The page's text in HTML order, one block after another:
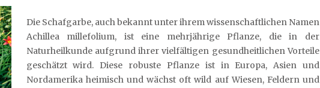
Die Schafgarbe, auch bekannt unter ihrem wissenschaftlichen Namen
Achillea millefolium, ist eine mehrjährige Pflanze, die in der
Naturheilkunde aufgrund ihrer vielfältigen gesundheitlichen Vorteile
geschätzt wird. Diese robuste Pflanze ist in Europa, Asien und
Nordamerika heimisch und wächst oft wild auf Wiesen, Feldern und